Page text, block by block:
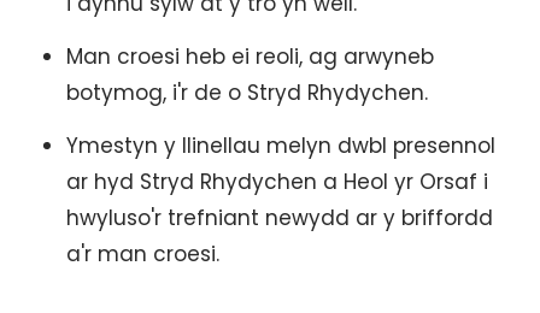
Man croesi heb ei reoli, ag arwyneb
botymog, i'r de o Stryd Rhydychen.
Ymestyn y llinellau melyn dwbl presennol
ar hyd Stryd Rhydychen a Heol yr Orsaf i
hwyluso'r trefniant newydd ar y briffordd
a'r man croesi.